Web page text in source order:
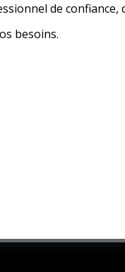
de confiance,
besoins.